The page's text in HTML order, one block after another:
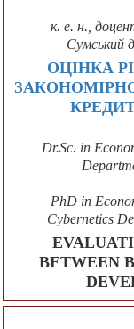
к. е. н.,
Сумський
ОЦІНКА
Dr.Sc. in
PhD in
Cybernetics
BETWEEN